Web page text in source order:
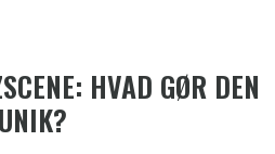
HVAD GØR DEN
UNIK?